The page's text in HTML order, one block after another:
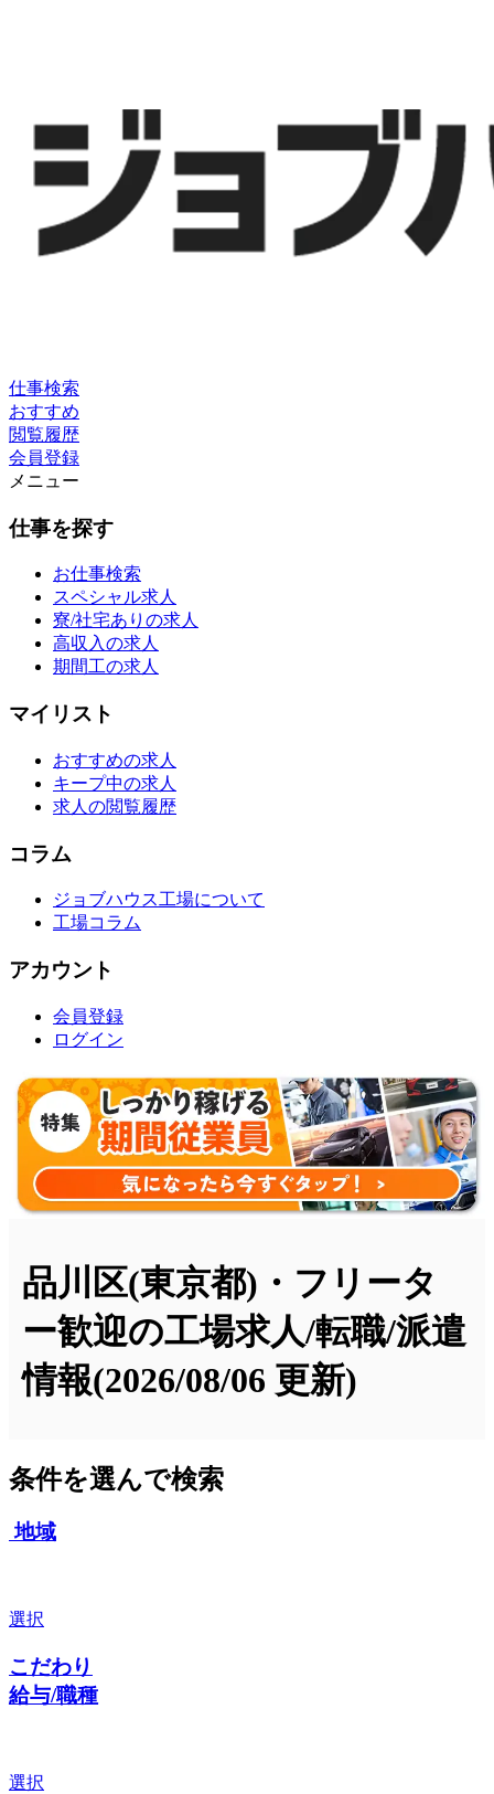
仕事検索
おすすめ
閲覧履歴
会員登録
メニュー
仕事を探す
お仕事検索
スペシャル求人
寮/社宅ありの求人
高収入の求人
期間工の求人
マイリスト
おすすめの求人
キープ中の求人
求人の閲覧履歴
コラム
ジョブハウス工場について
工場コラム
アカウント
会員登録
ログイン
品川区(東京都)・フリータ
ー歓迎の工場求人/転職/派遣
情報(2026/08/06 更新)
条件を選んで検索
地域
選択
こだわり
給与/職種
選択